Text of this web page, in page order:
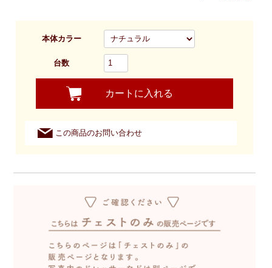
本体カラー
台数
カートに入れる
この商品のお問い合わせ